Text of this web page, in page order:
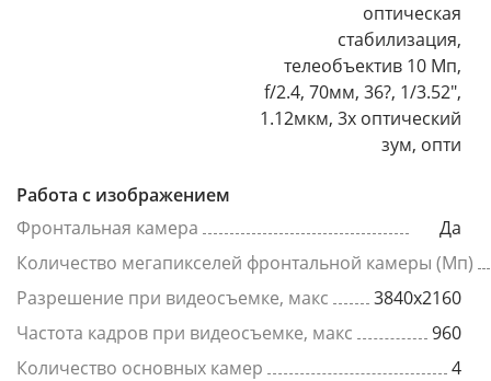
оптическая
стабилизация,
телеобъектив 10 Мп,
f/2.4, 70мм, 36?, 1/3.52",
1.12мкм, 3x оптический
зум, опти
Работа с изображением
Фронтальная камера
Да
Количество мегапикселей фронтальной камеры (Мп)
Разрешение при видеосъемке, макс
3840x2160
Частота кадров при видеосъемке, макс
960
Количество основных камер
4